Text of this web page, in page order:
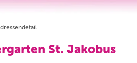
St. Jakobus